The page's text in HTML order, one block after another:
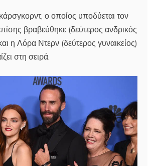
ο οποίος υποδύεται τον
βραβεύθηκε (δεύτερος ανδρικός
η Λόρα Ντερν (δεύτερος γυναικείος)
στη σειρά.